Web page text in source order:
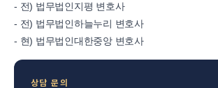
- 전) 법무법인지평 변호사
- 전) 법무법인하늘누리 변호사
- 현) 법무법인대한중앙 변호사
상담 문의